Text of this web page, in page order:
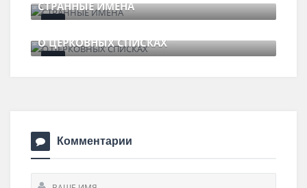
СТРАННЫЕ ИМЕНА
О ЦЕРКОВНЫХ СПИСКАХ
Комментарии